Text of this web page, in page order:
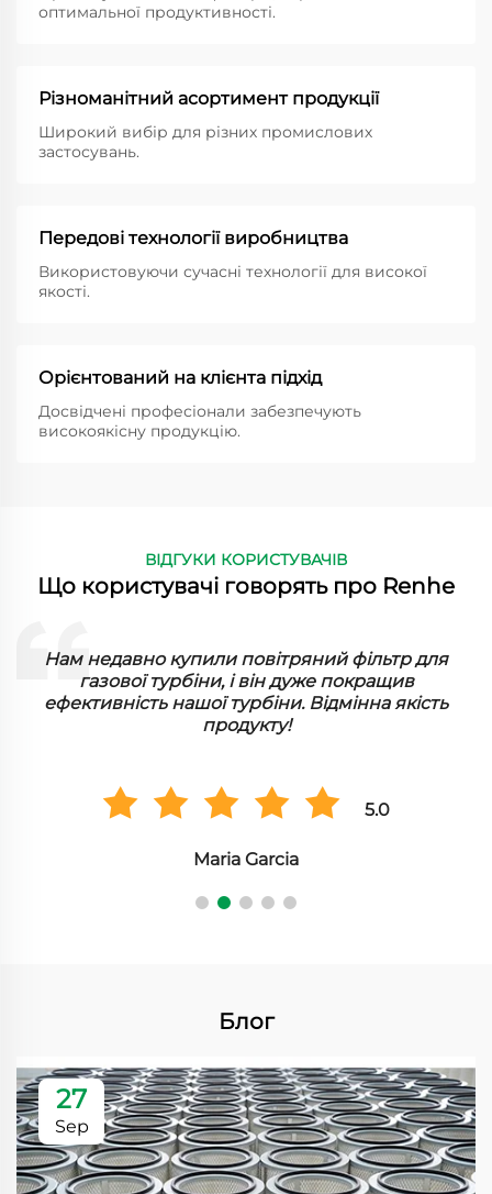
оптимальної продуктивності.
Різноманітний асортимент продукції
Широкий вибір для різних промислових
застосувань.
Передові технології виробництва
Використовуючи сучасні технології для високої
якості.
Орієнтований на клієнта підхід
Досвідчені професіонали забезпечують
високоякісну продукцію.
ВІДГУКИ КОРИСТУВАЧІВ
Що користувачі говорять про Renhe
Нам недавно купили повітряний фільтр для
газової турбіни, і він дуже покращив
ефективність нашої турбіни. Відмінна якість
продукту!
5.0
Maria Garcia
Блог
27
Sep